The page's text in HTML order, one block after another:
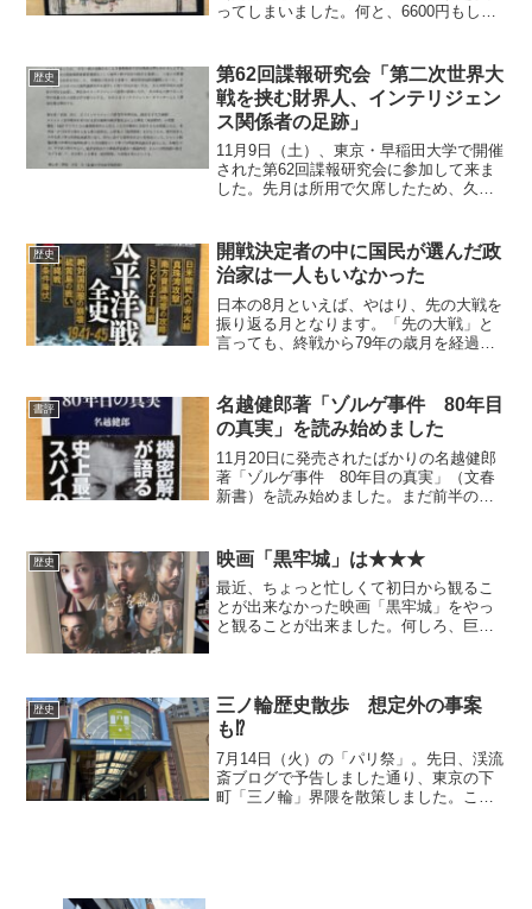
ってしまいました。何と、6600円もしま
宝」にはなりませんが、皆が寝静まった
時に、ムクっと起...
歴史
第62回諜報研究会「第二次世界大
戦を挟む財界人、インテリジェン
ス関係者の足跡」
11月9日（土）、東京・早稲田大学で開催
された第62回諜報研究会に参加して来ま
した。先月は所用で欠席したため、久し
界人、インテリジェンス関係者の足跡」
でした。 正直申...
歴史
開戦決定者の中に国民が選んだ政
治家は一人もいなかった
日本の8月といえば、やはり、先の大戦を
振り返る月となります。「先の大戦」と
言っても、終戦から79年の歳月を経過し
た世代は全体の2割も満たず、記憶が風化
していく懸念さえ...
書評
名越健郎著「ゾルゲ事件 80年目
の真実」を読み始めました
11月20日に発売されたばかりの名越健郎
著「ゾルゲ事件 80年目の真実」（文春
新書）を読み始めました。まだ前半の途
れるゾルゲ事件関連本の中で、最も整理
された良くまとま...
歴史 映画「黒牢城」は★★★
最近、ちょっと忙しくて初日から観るこ
とが出来なかった映画「黒牢城」をやっ
と観ることが出来ました。何しろ、巨匠
演。さらには、カンヌ国際映画...
歴史
三ノ輪歴史散歩 想定外の事案
も⁉️
7月14日（火）の「パリ祭」。先日、渓流
斎ブログで予告しました通り、東京の下
町「三ノ輪」界隈を散策しました。この